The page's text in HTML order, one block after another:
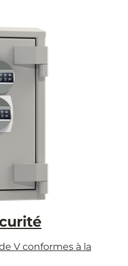
V conformes à la